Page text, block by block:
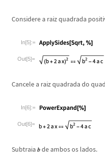
Considere a raiz quadrada
In[5]:=
Out[5]=
Cancele a raiz quadrada do
In[6]:=
Out[6]=
Subtraia de ambos os lados.